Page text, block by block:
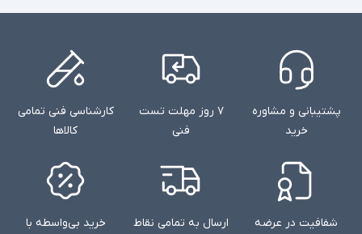
پشتیبانی و مشاوره
خرید
۷ روز مهلت تست
فنی
کارشناسی فنی تمامی
کالاها
شفافیت در عرضه
ارسال به تمامی نقاط
خرید بی‌واسطه با